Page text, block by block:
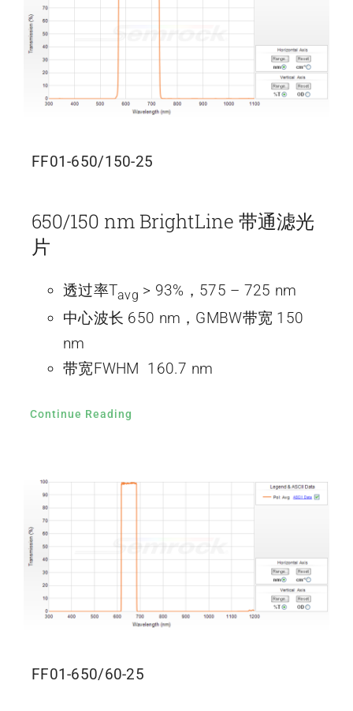
FF01-650/150-25
650/150 nm BrightLine 带通滤光
片
透过率Tavg > 93%，575 – 725 nm
中心波长 650 nm，GMBW带宽 150
nm
带宽FWHM 160.7 nm
Continue Reading
FF01-650/60-25